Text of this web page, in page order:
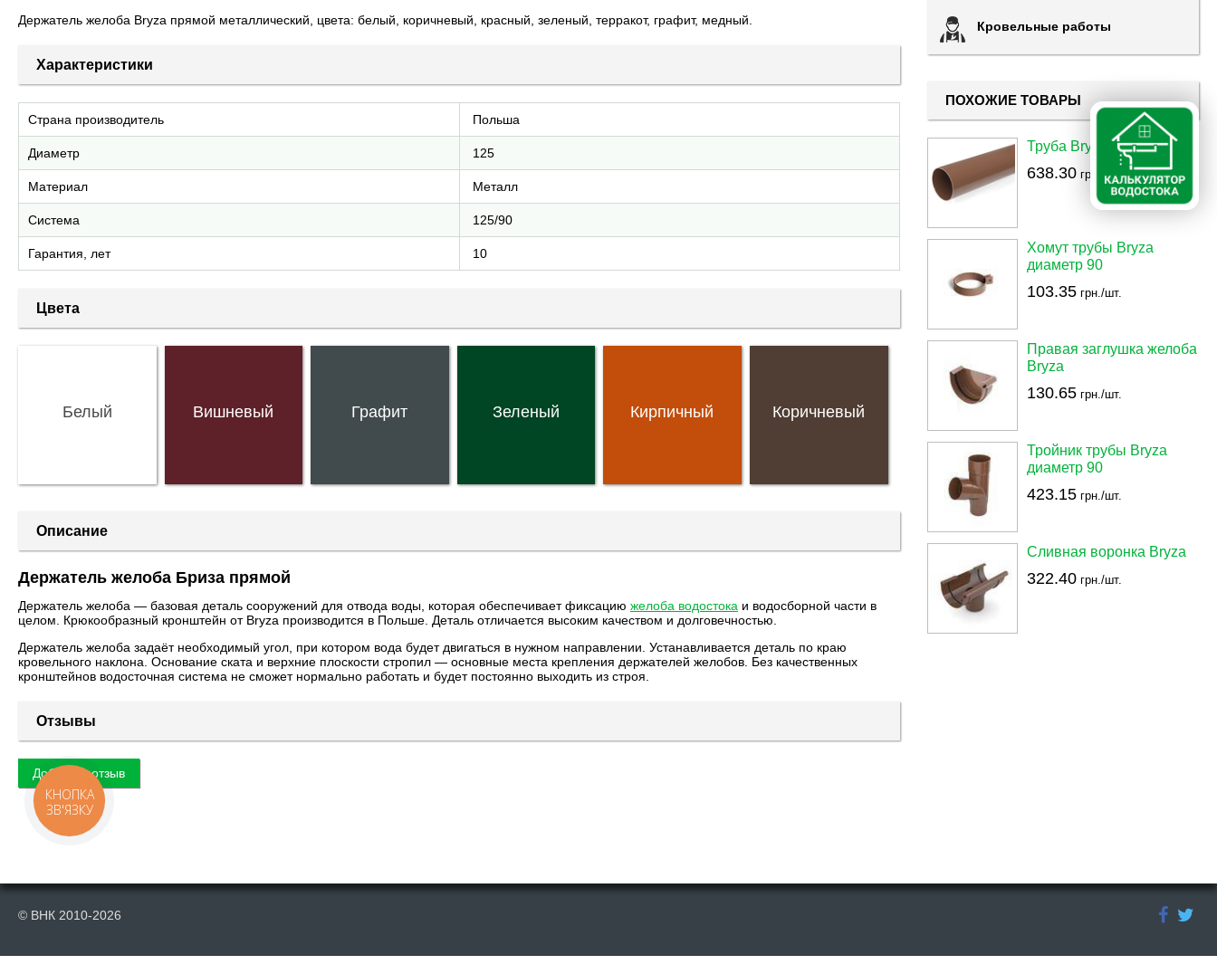
Держатель желоба Bryza прямой металлический, цвета: белый, коричневый, красный, зеленый, терракот, графит, медный.
Характеристики
Страна производитель Польша
Диаметр 125
Материал Металл
Система 125/90
Гарантия, лет 10
Цвета
Белый Вишневый Графит Зеленый Кирпичный Коричневый
Описание
Держатель желоба Бриза прямой
Держатель желоба — базовая деталь сооружений для отвода воды, которая обеспечивает фиксацию желоба водостока и водосборной части в
целом. Крюкообразный кронштейн от Bryza производится в Польше. Деталь отличается высоким качеством и долговечностью.
Держатель желоба задаёт необходимый угол, при котором вода будет двигаться в нужном направлении. Устанавливается деталь по краю
кровельного наклона. Основание ската и верхние плоскости стропил — основные места крепления держателей желобов. Без качественных
кронштейнов водосточная система не сможет нормально работать и будет постоянно выходить из строя.
Отзывы
Добавить отзыв
Кровельные работы
ПОХОЖИЕ ТОВАРЫ
Труба Bryza
638.30 грн./шт.
Хомут трубы Bryza
диаметр 90
103.35 грн./шт.
Правая заглушка желоба
Bryza
130.65 грн./шт.
Тройник трубы Bryza
диаметр 90
423.15 грн./шт.
Сливная воронка Bryza
322.40 грн./шт.
© ВНК 2010-2026
КНОПКА
ЗВ'ЯЗКУ